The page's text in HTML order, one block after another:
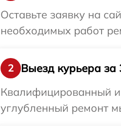
Оставьте заявку на
необходимых работ
2
Выезд курьера за
Квалифицированный
углубленный ремонт